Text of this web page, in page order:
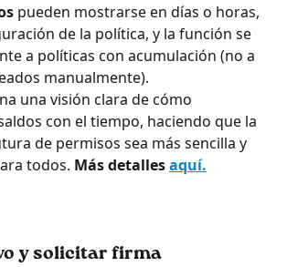
pueden mostrarse en días o horas,
de la política, y la función se
a políticas con acumulación (no a
manualmente).
una visión clara de cómo
con el tiempo, haciendo que la
de permisos sea más sencilla y
todos. Más detalles aquí.
y solicitar firma